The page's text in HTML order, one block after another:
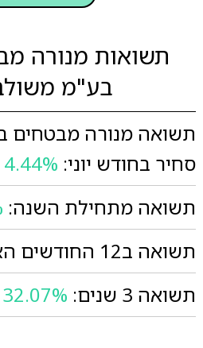
תשואות מנורה
בע"מ
תשואה מנורה מבטחים
סחיר בחודש יוני: 4.44%
תשואה מתחילת השנה:
תשואה ב12 החודשים האחרונים:
תשואה 3 שנים:
32.07%